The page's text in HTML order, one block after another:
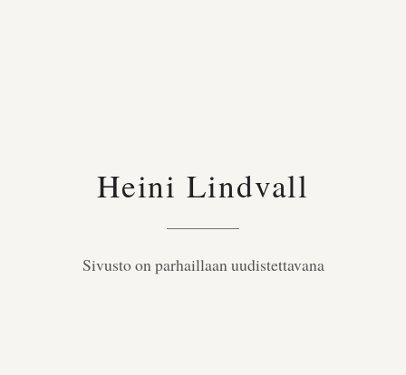
Heini Lindvall
Sivusto on parhaillaan uudistettavana